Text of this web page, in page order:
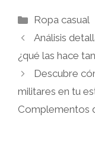
Categorías
Ropa casual
Análisis
¿qué las hace
Descubre
militares en tu
Complementos